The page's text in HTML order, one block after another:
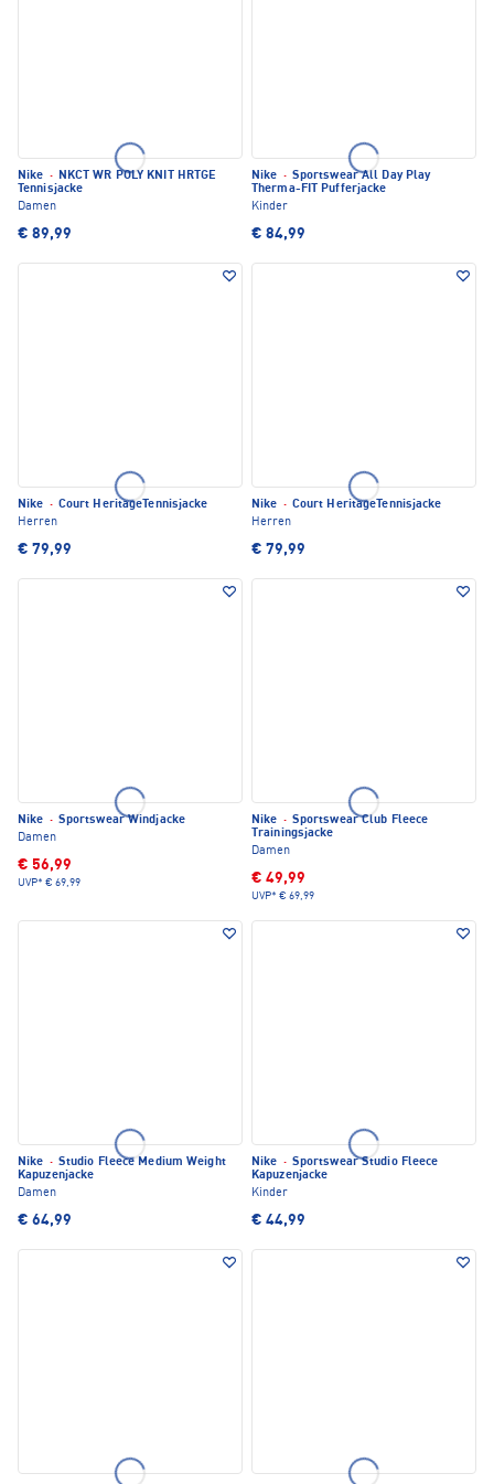
Nike · NKCT WR POLY KNIT HRTGE
Tennisjacke
Damen
€ 89,99
Nike · Sportswear All Day Play
Therma-FIT Pufferjacke
Kinder
€ 84,99
Nike · Court HeritageTennisjacke
Herren
€ 79,99
Nike · Court HeritageTennisjacke
Herren
€ 79,99
Nike · Sportswear Windjacke
Damen
€ 56,99
UVP* € 69,99
Nike · Sportswear Club Fleece
Trainingsjacke
Damen
€ 49,99
UVP* € 69,99
Nike · Studio Fleece Medium Weight
Kapuzenjacke
Damen
€ 64,99
Nike · Sportswear Studio Fleece
Kapuzenjacke
Kinder
€ 44,99